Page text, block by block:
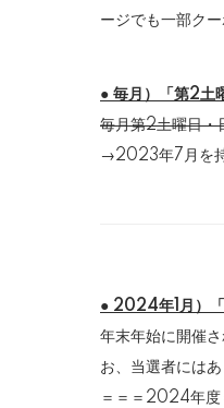
ージでも一部ク
● 毎月）「第2土
毎月第2土曜日・
→2023年7月を持
● 2024年1月）「
年末年始に開催
お、当選者には
＝＝＝2024年